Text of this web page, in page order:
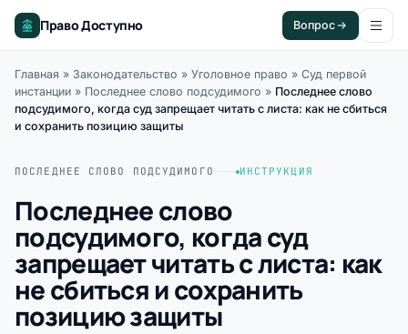
Право Доступно Вопрос
Главная » Законодательство » Уголовное право » Суд первой
инстанции » Последнее слово подсудимого » Последнее слово
подсудимого, когда суд запрещает читать с листа: как не сбиться
и сохранить позицию защиты
ПОСЛЕДНЕЕ СЛОВО ПОДСУДИМОГО ИНСТРУКЦИЯ
Последнее слово
подсудимого, когда суд
запрещает читать с листа: как
не сбиться и сохранить
позицию защиты